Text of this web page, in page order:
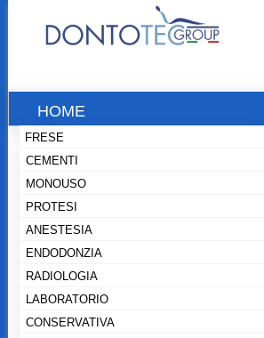
HOME
FRESE
CEMENTI
MONOUSO
PROTESI
ANESTESIA
ENDODONZIA
RADIOLOGIA
LABORATORIO
CONSERVATIVA